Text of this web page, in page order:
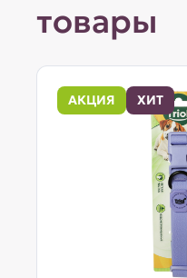
товары
АКЦИЯ ХИТ